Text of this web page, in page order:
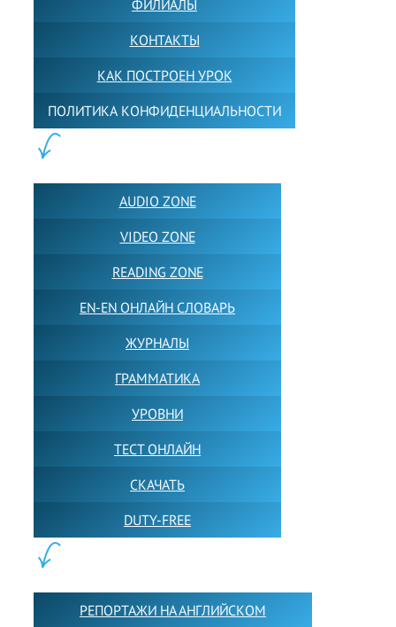
ФИЛИАЛЫ
КОНТАКТЫ
КАК ПОСТРОЕН УРОК
ПОЛИТИКА КОНФИДЕНЦИАЛЬНОСТИ
AUDIO ZONE
VIDEO ZONE
READING ZONE
EN-EN ОНЛАЙН СЛОВАРЬ
ЖУРНАЛЫ
ГРАММАТИКА
УРОВНИ
ТЕСТ ОНЛАЙН
СКАЧАТЬ
DUTY-FREE
РЕПОРТАЖИ НА АНГЛИЙСКОМ